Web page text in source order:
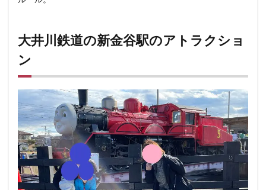
大井川鉄道の新金谷駅のアトラクショ
ン